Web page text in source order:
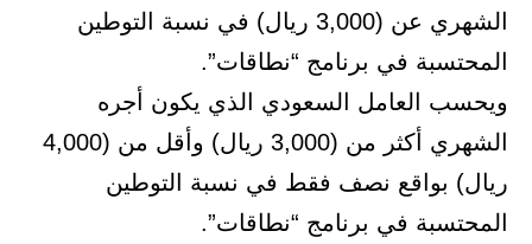
الشهري عن (3,000 ريال) في نسبة التوطين
المحتسبة في برنامج “نطاقات”.
ويحسب العامل السعودي الذي يكون أجره
الشهري أكثر من (3,000 ريال) وأقل من (4,000
ريال) بواقع نصف فقط في نسبة التوطين
المحتسبة في برنامج “نطاقات”.